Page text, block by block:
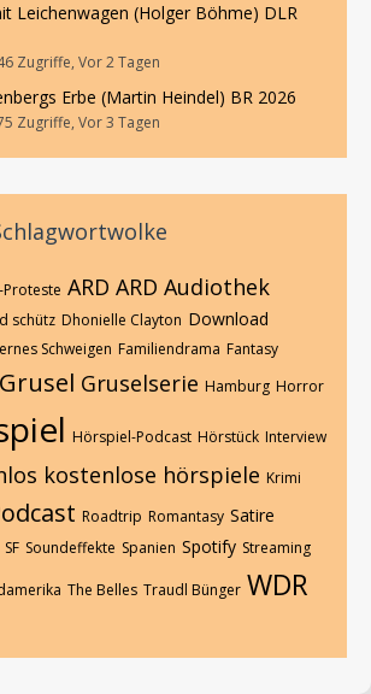
Leichenwagen (Holger Böhme) DLR
Zugriffe, Vor 2 Tagen
Erbe (Martin Heindel) BR 2026
Zugriffe, Vor 3 Tagen
Proteste ARD ARD Audiothek
schütz Dhonielle Clayton Download
Schweigen Familiendrama Fantasy
Grusel Gruselserie Hamburg Horror
Hörspiel-Podcast Hörstück Interview
kostenlose hörspiele Krimi
Roadtrip Romantasy Satire
SF Soundeffekte Spanien Spotify Streaming
The Belles Traudl Bünger WDR